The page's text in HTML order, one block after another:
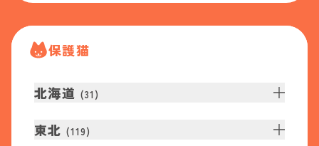
保護猫
北海道 (31 )
東北 (119)